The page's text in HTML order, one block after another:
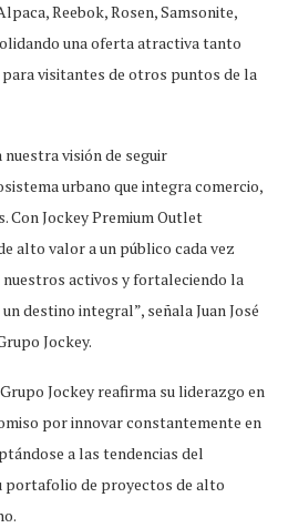
Reebok, Rosen, Samsonite,
una oferta atractiva tanto
visitantes de otros puntos de la
visión de seguir
urbano que integra comercio,
Con Jockey Premium Outlet
alto valor a un público cada vez
activos y fortaleciendo la
destino integral”, señala Juan José
Jockey.
Jockey reafirma su liderazgo en
por innovar constantemente en
a las tendencias del
portafolio de proyectos de alto